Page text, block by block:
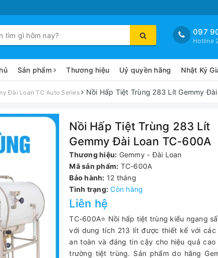
097
Hotline
Sản phẩm Thương hiệu Uỷ quyền hãng Nhật Ký
Đài Loan TC Auto Series Nồi Hấp Tiệt Trùng 283 Lít Gemmy
Nồi Hấp Tiệt Trùng 283 Lít
Gemmy Đài Loan TC-600A
Thương hiệu: Gemmy - Đài Loan
Mã sản phẩm: TC-600A
Bảo hành: 12 tháng
Tình trạng: Còn hàng
Liên hệ
TC-600A⭐ Nồi hấp tiệt trùng kiểu ngang
với dung tích 213 lít được thiết kế với các
an toàn và đáng tin cậy cho hiệu quả cao
trường tiệt trùng. Sản phẩm do hãng